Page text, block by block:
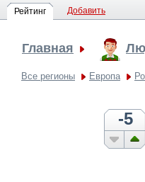
Рейтинг Добавить
Главная
Все регионы Европа
-5